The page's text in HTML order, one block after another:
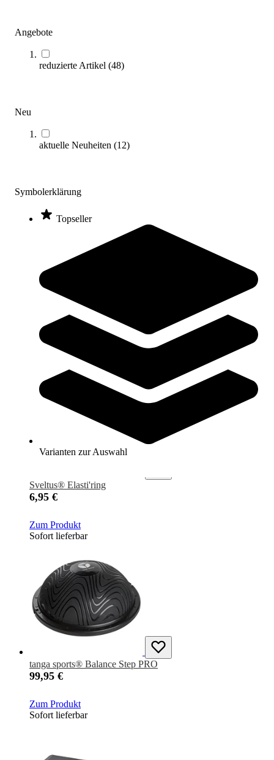
Angebote
reduzierte Artikel (48)
Neu
aktuelle Neuheiten (12)
Symbolerklärung
Topseller
Varianten zur Auswahl
0,50 €
tanga sports® Balance-Igelball
13,95 €
Zum Produkt
Sofort lieferbar
Sveltus® Elasti'ring
6,95 €
Zum Produkt
Sofort lieferbar
tanga sports® Balance Step PRO
99,95 €
Zum Produkt
Sofort lieferbar